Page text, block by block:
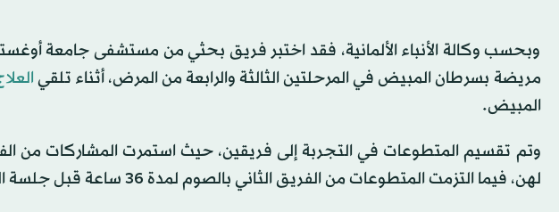
مريضة بسرطان المبيض في المرحلتين الثالثة والرابعة من المرض، أثناء تلقي
المبيض.
وتم تقسيم المتطوعات في التجربة إلى فريقين، حيث استمرت المشاركات من
لهن، فيما التزمت المتطوعات من الفريق الثاني بالصوم لمدة 36 ساعة قبل جلسة العلاج الكيماوي و24 ساعة بعد الجلسة.